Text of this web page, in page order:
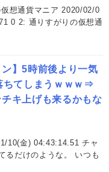
想通貨マニア 2020/02/0
0 2: 通りすがりの仮想通
ン】5時前後より一気
ちてしまうｗｗｗ⇒
キ上げも来るかもな
10(金) 04:43:14.51 チャ
るだけのような。 いつも